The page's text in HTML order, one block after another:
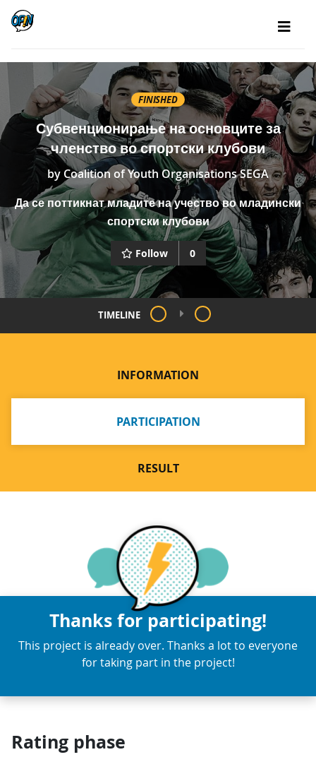
FINISHED
Субвенционирање на основците за
членство во спортски клубови
by Coalition of Youth Organisations SEGA
Да се поттикнат младите на учество во младински
спортски клубови
Follow 0
TIMELINE
INFORMATION
PARTICIPATION
RESULT
Thanks for participating!
This project is already over. Thanks a lot to everyone
for taking part in the project!
Rating phase